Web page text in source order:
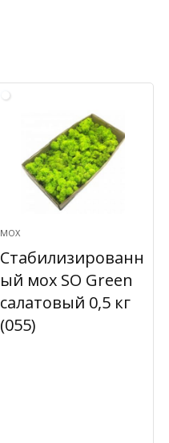
МОХ
Стабилизированн
ый мох SO Green
салатовый 0,5 кг
(055)